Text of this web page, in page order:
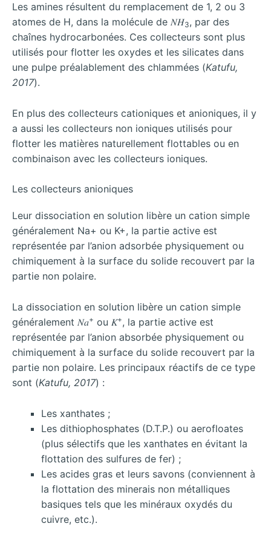
Les amines résultent du remplacement de 1, 2 ou 3
atomes de H, dans la molécule de 𝑁𝐻3, par des
chaînes hydrocarbonées. Ces collecteurs sont plus
utilisés pour flotter les oxydes et les silicates dans
une pulpe préalablement des chlammées (Katufu,
2017).
En plus des collecteurs cationiques et anioniques, il y
a aussi les collecteurs non ioniques utilisés pour
flotter les matières naturellement flottables ou en
combinaison avec les collecteurs ioniques.
Les collecteurs anioniques
Leur dissociation en solution libère un cation simple
généralement Na+ ou K+, la partie active est
représentée par l’anion adsorbée physiquement ou
chimiquement à la surface du solide recouvert par la
partie non polaire.
La dissociation en solution libère un cation simple
généralement 𝑁𝑎+ ou 𝐾+, la partie active est
représentée par l’anion absorbée physiquement ou
chimiquement à la surface du solide recouvert par la
partie non polaire. Les principaux réactifs de ce type
sont (Katufu, 2017) :
Les xanthates ;
Les dithiophosphates (D.T.P.) ou aerofloates
(plus sélectifs que les xanthates en évitant la
flottation des sulfures de fer) ;
Les acides gras et leurs savons (conviennent à
la flottation des minerais non métalliques
basiques tels que les minéraux oxydés du
cuivre, etc.).